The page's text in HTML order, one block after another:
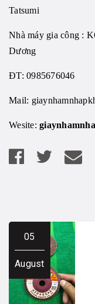
Tatsumi
Nhà máy gia công :
Dương
ĐT: 0985676046
Mail:
Wesite:
05
August